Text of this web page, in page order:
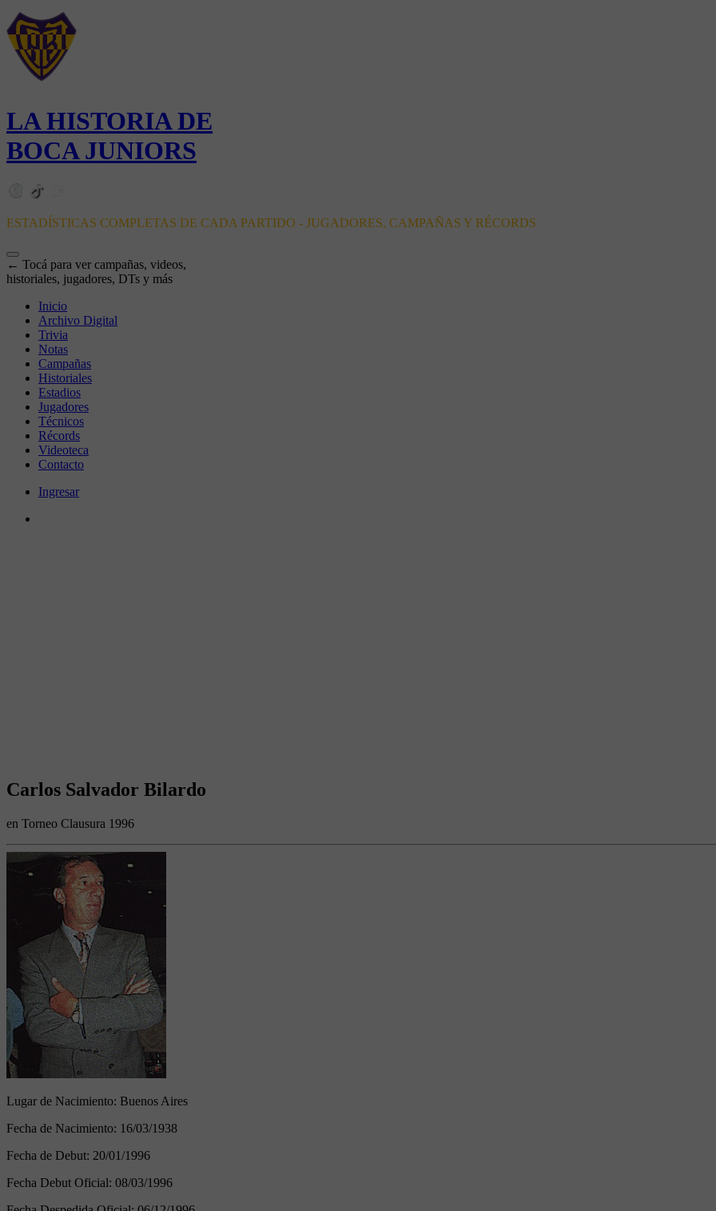
LA HISTORIA DE
BOCA JUNIORS
ESTADÍSTICAS COMPLETAS DE CADA PARTIDO - JUGADORES, CAMPAÑAS Y RÉCORDS
← Tocá para ver campañas, videos,
historiales, jugadores, DTs y más
Inicio
Archivo Digital
Trivia
Notas
Campañas
Historiales
Estadios
Jugadores
Técnicos
Récords
Videoteca
Contacto
Ingresar
Carlos Salvador Bilardo
en Torneo Clausura 1996
Lugar de Nacimiento: Buenos Aires
Fecha de Nacimiento: 16/03/1938
Fecha de Debut: 20/01/1996
Fecha Debut Oficial: 08/03/1996